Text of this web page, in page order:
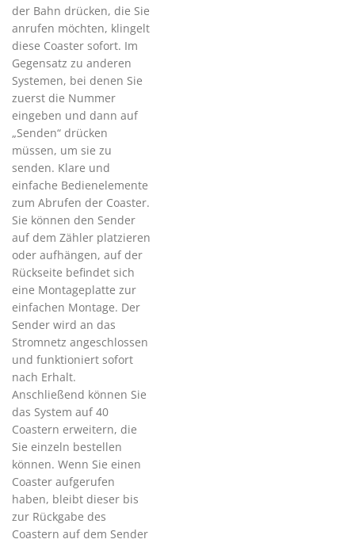
der Bahn drücken, die Sie
anrufen möchten, klingelt
diese Coaster sofort. Im
Gegensatz zu anderen
Systemen, bei denen Sie
zuerst die Nummer
eingeben und dann auf
„Senden“ drücken
müssen, um sie zu
senden. Klare und
einfache Bedienelemente
zum Abrufen der Coaster.
Sie können den Sender
auf dem Zähler platzieren
oder aufhängen, auf der
Rückseite befindet sich
eine Montageplatte zur
einfachen Montage. Der
Sender wird an das
Stromnetz angeschlossen
und funktioniert sofort
nach Erhalt.
Anschließend können Sie
das System auf 40
Coastern erweitern, die
Sie einzeln bestellen
können. Wenn Sie einen
Coaster aufgerufen
haben, bleibt dieser bis
zur Rückgabe des
Coastern auf dem Sender